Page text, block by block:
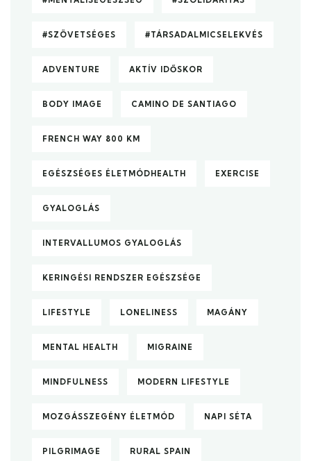
#SZÖVETSÉGES #TÁRSADALMICSELEKVÉS
ADVENTURE AKTÍV IDŐSKOR
BODY IMAGE CAMINO DE SANTIAGO
FRENCH WAY 800 KM
EGÉSZSÉGES ÉLETMÓDHEALTH EXERCISE
GYALOGLÁS
INTERVALLUMOS GYALOGLÁS
KERINGÉSI RENDSZER EGÉSZSÉGE
LIFESTYLE LONELINESS MAGÁNY
MENTAL HEALTH MIGRAINE
MINDFULNESS MODERN LIFESTYLE
MOZGÁSSZEGÉNY ÉLETMÓD NAPI SÉTA
PILGRIMAGE RURAL SPAIN